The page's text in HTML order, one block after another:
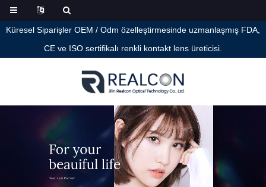
Küresel Siparişler OEM / Odm özelleştirmesinde uzmanlaşmış FDA,
CE ve ISO sertifikalı renkli kontakt lens üreticisi.